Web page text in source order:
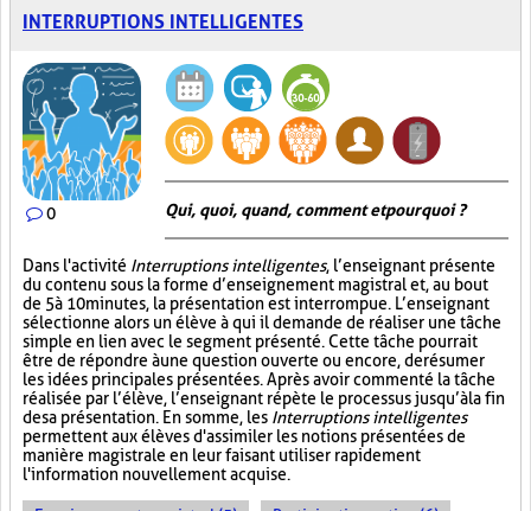
INTERRUPTIONS INTELLIGENTES
0 Qui, quoi, quand, comment et pourquoi ?
Dans l'activité Interruptions intelligentes, l’enseignant présente
du contenu sous la forme d’enseignement magistral et, au bout
de 5 à 10 minutes, la présentation est interrompue. L’enseignant
sélectionne alors un élève à qui il demande de réaliser une tâche
simple en lien avec le segment présenté. Cette tâche pourrait
être de répondre à une question ouverte ou encore, de résumer
les idées principales présentées. Après avoir commenté la tâche
réalisée par l’élève, l’enseignant répète le processus jusqu’à la fin
de sa présentation. En somme, les Interruptions intelligentes
permettent aux élèves d'assimiler les notions présentées de
manière magistrale en leur faisant utiliser rapidement
l'information nouvellement acquise.